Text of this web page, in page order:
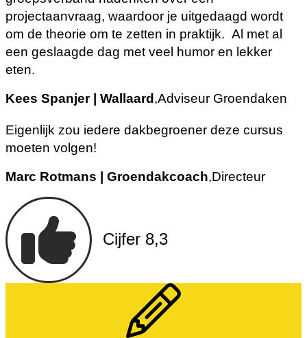
projectaanvraag, waardoor je uitgedaagd wordt
om de theorie om te zetten in praktijk. Al met al
een geslaagde dag met veel humor en lekker
eten.
Kees Spanjer | Wallaard ,Adviseur Groendaken
Eigenlijk zou iedere dakbegroener deze cursus
moeten volgen!
Marc Rotmans | Groendakcoach,Directeur
Cijfer 8,3